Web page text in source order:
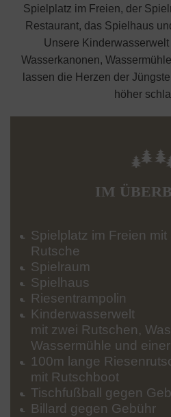
Spielplatz im Freien, der
Restaurant, das Spielhaus
Unsere
Wasserkanonen,
lassen die Herzen der
höher
IM
Spielplatz im Freien
Rutsche
Spielraum
Spielhaus
Riesentrampolin
Kinderwasserwelt
mit zwei Rutschen,
Wassermühle und
100m lange
mit Rutschboot
Tischfußball gegen
Billard gegen Gebühr